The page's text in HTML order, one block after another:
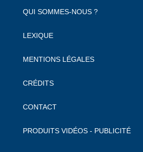
QUI SOMMES-NOUS ?
LEXIQUE
MENTIONS LÉGALES
CRÉDITS
CONTACT
PRODUITS VIDÉOS - PUBLICITÉ